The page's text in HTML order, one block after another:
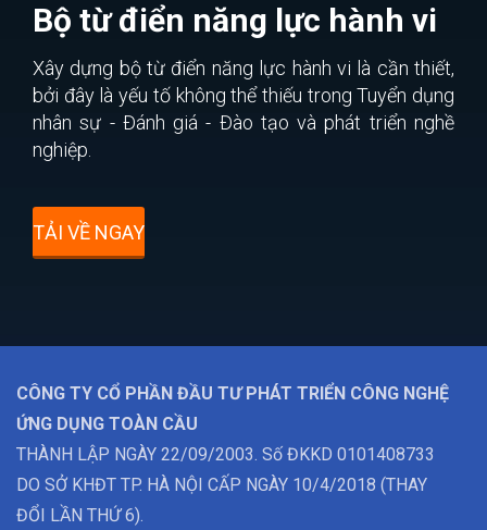
Bộ từ điển năng lực hành vi
Xây dựng bộ từ điển năng lực hành vi là cần thiết,
bởi đây là yếu tố không thể thiếu trong Tuyển dụng
nhân sự - Đánh giá - Đào tạo và phát triển nghề
nghiệp.
TẢI VỀ NGAY
CÔNG TY CỔ PHẦN ĐẦU TƯ PHÁT TRIỂN CÔNG NGHỆ
ỨNG DỤNG TOÀN CẦU
THÀNH LẬP NGÀY 22/09/2003. Số ĐKKD 0101408733
DO SỞ KHĐT TP. HÀ NỘI CẤP NGÀY 10/4/2018 (THAY
ĐỔI LẦN THỨ 6).